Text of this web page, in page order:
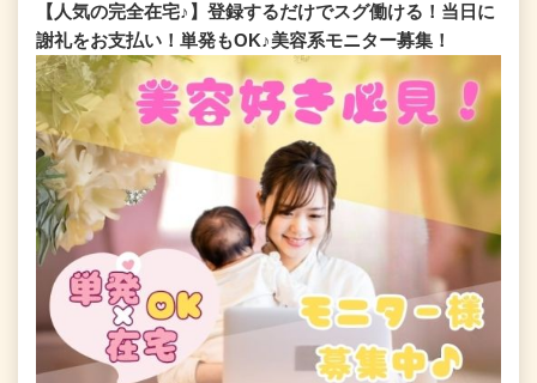
【人気の完全在宅♪】登録するだけでスグ働ける！当日に
謝礼をお支払い！単発もOK♪美容系モニター募集！